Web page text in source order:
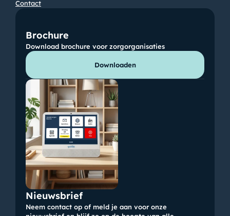
Contact
Brochure
Download brochure voor zorgorganisaties
Downloaden
Nieuwsbrief
Neem contact op of meld je aan voor onze